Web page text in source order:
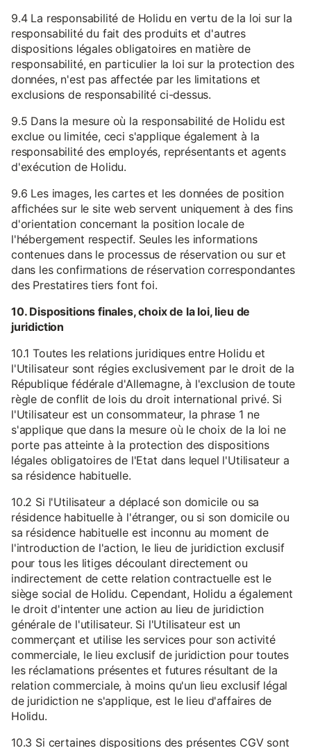
9.4 La responsabilité de Holidu en vertu de la loi sur la
responsabilité du fait des produits et d'autres
dispositions légales obligatoires en matière de
responsabilité, en particulier la loi sur la protection des
données, n'est pas affectée par les limitations et
exclusions de responsabilité ci-dessus.
9.5 Dans la mesure où la responsabilité de Holidu est
exclue ou limitée, ceci s'applique également à la
responsabilité des employés, représentants et agents
d'exécution de Holidu.
9.6 Les images, les cartes et les données de position
affichées sur le site web servent uniquement à des fins
d'orientation concernant la position locale de
l'hébergement respectif. Seules les informations
contenues dans le processus de réservation ou sur et
dans les confirmations de réservation correspondantes
des Prestatires tiers font foi.
10. Dispositions finales, choix de la loi, lieu de
juridiction
10.1 Toutes les relations juridiques entre Holidu et
l'Utilisateur sont régies exclusivement par le droit de la
République fédérale d'Allemagne, à l'exclusion de toute
règle de conflit de lois du droit international privé. Si
l'Utilisateur est un consommateur, la phrase 1 ne
s'applique que dans la mesure où le choix de la loi ne
porte pas atteinte à la protection des dispositions
légales obligatoires de l'Etat dans lequel l'Utilisateur a
sa résidence habituelle.
10.2 Si l'Utilisateur a déplacé son domicile ou sa
résidence habituelle à l'étranger, ou si son domicile ou
sa résidence habituelle est inconnu au moment de
l'introduction de l'action, le lieu de juridiction exclusif
pour tous les litiges découlant directement ou
indirectement de cette relation contractuelle est le
siège social de Holidu. Cependant, Holidu a également
le droit d'intenter une action au lieu de juridiction
générale de l'utilisateur. Si l'Utilisateur est un
commerçant et utilise les services pour son activité
commerciale, le lieu exclusif de juridiction pour toutes
les réclamations présentes et futures résultant de la
relation commerciale, à moins qu'un lieu exclusif légal
de juridiction ne s'applique, est le lieu d'affaires de
Holidu.
10.3 Si certaines dispositions des présentes CGV sont